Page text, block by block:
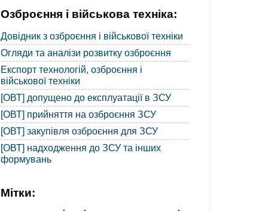
Озброєння і військова техніка:
Довідник з озброєння і військової техніки
Огляди та аналізи розвитку озброєння
Експорт технологій, озброєння і
військової техніки
[ОВТ] допущено до експлуатації в ЗСУ
[ОВТ] прийняття на озброєння ЗСУ
[ОВТ] закупівля озброєння для ЗСУ
[ОВТ] надходження до ЗСУ та інших
формувань
Мітки: